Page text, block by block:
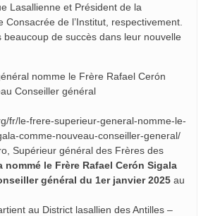
Lasallienne et Président de la
Consacrée de l’Institut, respectivement.
beaucoup de succès dans leur nouvelle
nomme le Frère Rafael Cerón
Conseiller général
fr/le-frere-superieur-general-nomme-le-
comme-nouveau-conseiller-general/
Supérieur général des Frères des
nommé le Frère Rafael Cerón Sigala
général du 1er janvier 2025 au
au District lasallien des Antilles –